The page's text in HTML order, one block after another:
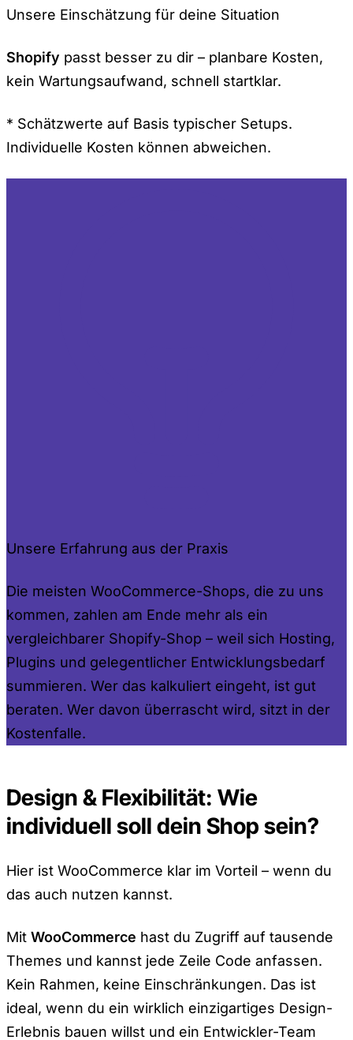
Unsere Einschätzung für deine Situation
Shopify passt besser zu dir – planbare Kosten,
kein Wartungsaufwand, schnell startklar.
* Schätzwerte auf Basis typischer Setups.
Individuelle Kosten können abweichen.
Unsere Erfahrung aus der Praxis
Die meisten WooCommerce-Shops, die zu uns
kommen, zahlen am Ende mehr als ein
vergleichbarer Shopify-Shop – weil sich Hosting,
Plugins und gelegentlicher Entwicklungsbedarf
summieren. Wer das kalkuliert eingeht, ist gut
beraten. Wer davon überrascht wird, sitzt in der
Kostenfalle.
Design & Flexibilität: Wie
individuell soll dein Shop sein?
Hier ist WooCommerce klar im Vorteil – wenn du
das auch nutzen kannst.
Mit WooCommerce hast du Zugriff auf tausende
Themes und kannst jede Zeile Code anfassen.
Kein Rahmen, keine Einschränkungen. Das ist
ideal, wenn du ein wirklich einzigartiges Design-
Erlebnis bauen willst und ein Entwickler-Team